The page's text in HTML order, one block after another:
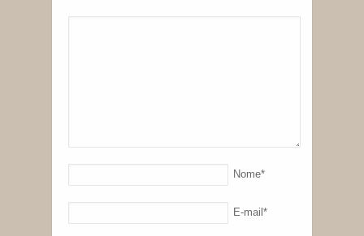
Nome*
E-mail *